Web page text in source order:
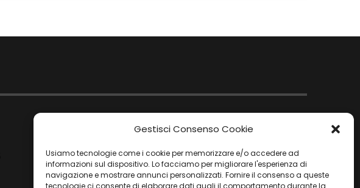
Gestisci Consenso Cookie
Usiamo tecnologie come i cookie per memorizzare e/o accedere ad
informazioni sul dispositivo. Lo facciamo per migliorare l'esperienza di
navigazione e mostrare annunci personalizzati. Fornire il consenso a queste
tecnologie ci consente di elaborare dati quali il comportamento durante la